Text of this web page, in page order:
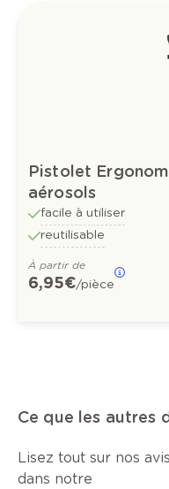
Pistolet
aérosols
facile à utiliser
reutilisable
À partir de
6,95 €/pièce
Ce que les autres
Lisez tout sur nos
dans notre